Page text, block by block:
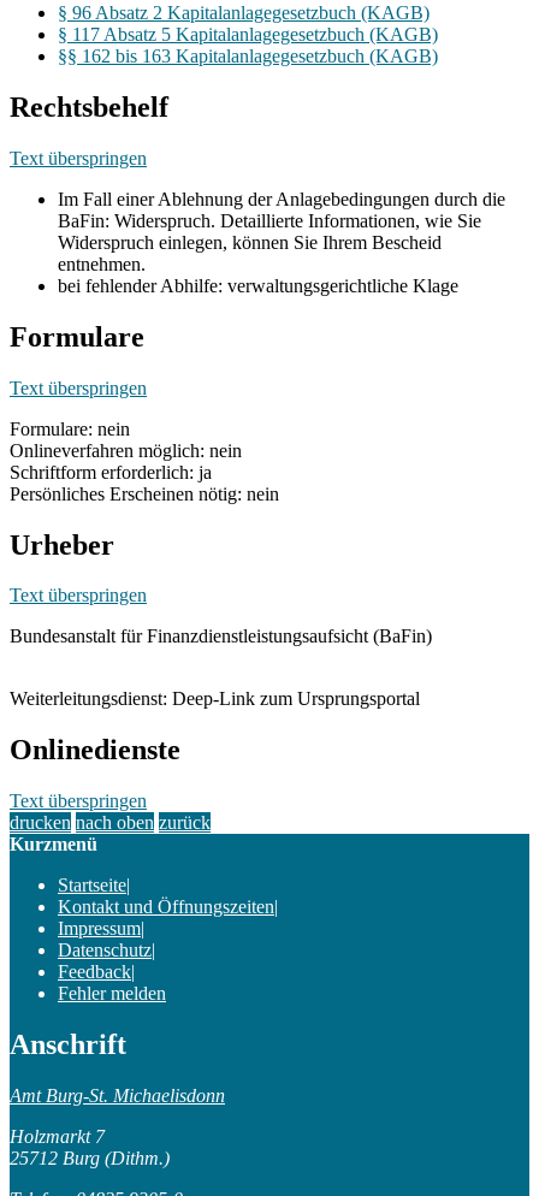
§ 96 Absatz 2 Kapitalanlagegesetzbuch (KAGB)
§ 117 Absatz 5 Kapitalanlagegesetzbuch (KAGB)
§§ 162 bis 163 Kapitalanlagegesetzbuch (KAGB)
Rechtsbehelf
Text überspringen
Im Fall einer Ablehnung der Anlagebedingungen durch die
BaFin: Widerspruch. Detaillierte Informationen, wie Sie
Widerspruch einlegen, können Sie Ihrem Bescheid
entnehmen.
bei fehlender Abhilfe: verwaltungsgerichtliche Klage
Formulare
Text überspringen
Formulare: nein
Onlineverfahren möglich: nein
Schriftform erforderlich: ja
Persönliches Erscheinen nötig: nein
Urheber
Text überspringen
Bundesanstalt für Finanzdienstleistungsaufsicht (BaFin)
Weiterleitungsdienst: Deep-Link zum Ursprungsportal
Onlinedienste
Text überspringen
drucken nach oben zurück
Kurzmenü
Startseite|
Kontakt und Öffnungszeiten|
Impressum|
Datenschutz|
Feedback|
Fehler melden
Anschrift
Amt Burg-St. Michaelisdonn
Holzmarkt 7
25712 Burg (Dithm.)